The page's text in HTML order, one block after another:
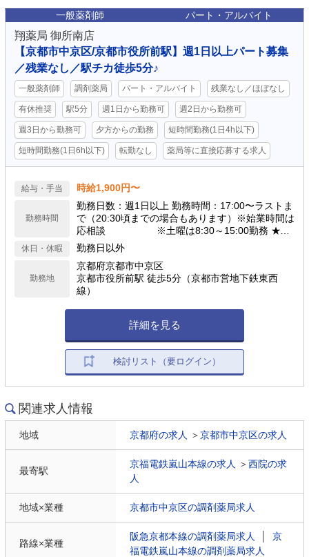
一般薬剤師 パート・アルバイト
翔薬局 御所南店
【京都市中京区/京都市役所前駅】週1日以上パート募集
／残業なし／駅チカ徒歩5分♪
一般薬剤師 調剤薬局 パート・アルバイト 残業なし／ほぼなし
有休推奨 駅5分 週1日から勤務可 週2日から勤務可
週3日から勤務可 夕方からの勤務 短時間勤務(1日4h以下)
短時間勤務(1日6h以下) 転勤なし 薬局等に直接応募する求人
給与・手当 時給1,900円〜
勤務時間
勤務日数：週1日以上 勤務時間：17:00〜ラストま
で（20:30頃までの場合もあります）※始業時間は
応相談 ※土曜は8:30～15:00勤務 ★残
業なし 《店舗営業時間》 月火水金: 08:30 - 21:00
木: 07:30 - 15:30 土: 08:30 - 14:00
休日・休暇 勤務日以外
勤務地
京都府京都市中京区
京都市役所前駅 徒歩5分（京都市営地下鉄東西
線）
詳細を見る
検討リスト（要ログイン）
関連求人情報
地域 京都府の求人 ＞京都市中京区の求人
最寄駅
京福電鉄嵐山本線の求人 ＞西院の求
人
地域×業種 京都市中京区の調剤薬局求人
路線×業種
阪急京都本線の調剤薬局求人
京
福電鉄嵐山本線の調剤薬局求人